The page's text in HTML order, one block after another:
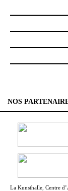
NOS
La Kunsthalle, Centre